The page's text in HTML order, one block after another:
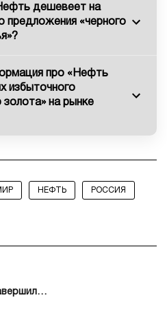
дешевеет на
предложения «черного
про «Нефть
избыточного
золота» на рынке
НЕФТЬ РОССИЯ